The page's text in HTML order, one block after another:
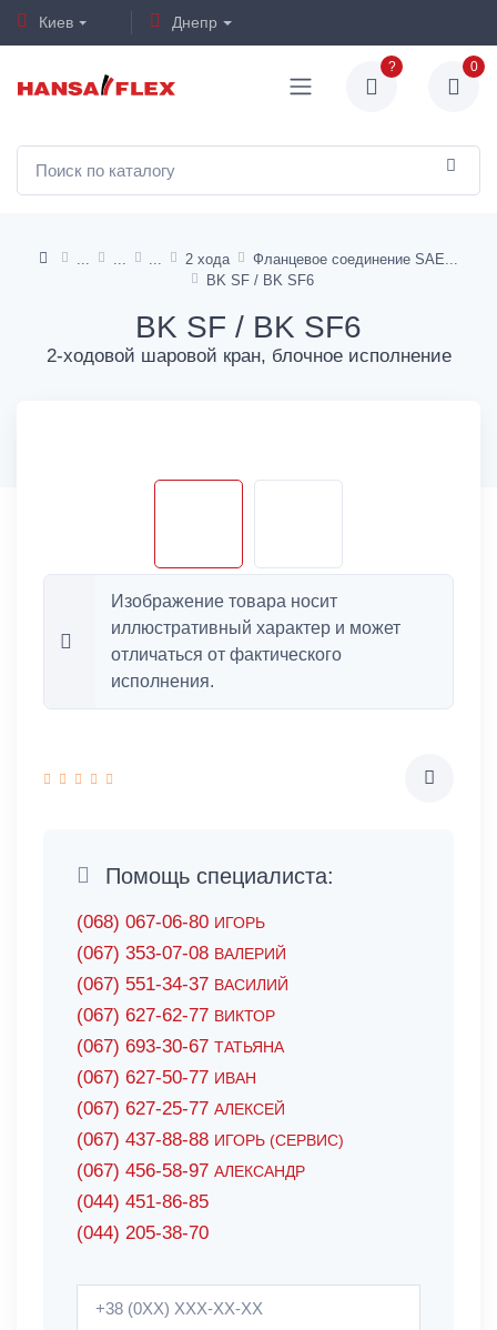
Киев Днепр
? 0
2 хода
Фланцевое соединение SAE
BK SF / BK SF6
BK SF / BK SF6
2-ходовой шаровой кран, блочное исполнение
Изображение товара носит
иллюстративный характер и может
отличаться от фактического
исполнения.
Помощь специалиста:
(068) 067-06-80 ИГОРЬ
(067) 353-07-08 ВАЛЕРИЙ
(067) 551-34-37 ВАСИЛИЙ
(067) 627-62-77 ВИКТОР
(067) 693-30-67 ТАТЬЯНА
(067) 627-50-77 ИВАН
(067) 627-25-77 АЛЕКСЕЙ
(067) 437-88-88 ИГОРЬ (СЕРВИС)
(067) 456-58-97 АЛЕКСАНДР
(044) 451-86-85
(044) 205-38-70